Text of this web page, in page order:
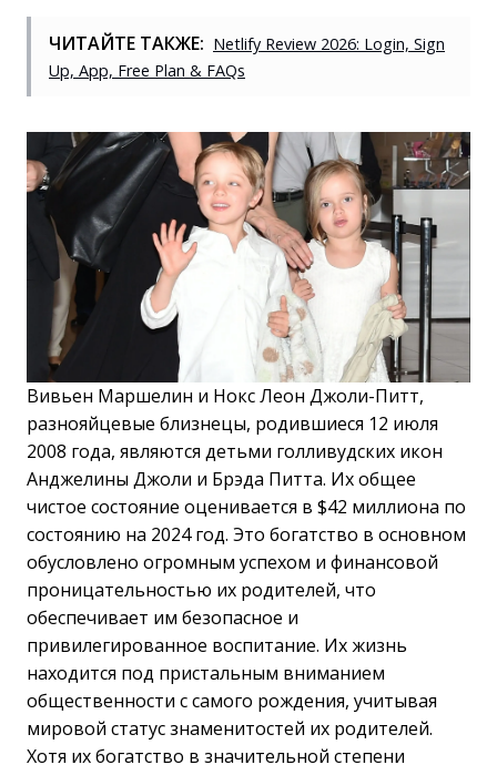
ЧИТАЙТЕ ТАКЖЕ: Netlify Review 2026: Login, Sign
Up, App, Free Plan & FAQs
Вивьен Маршелин и Нокс Леон Джоли-Питт,
разнояйцевые близнецы, родившиеся 12 июля
2008 года, являются детьми голливудских икон
Анджелины Джоли и Брэда Питта. Их общее
чистое состояние оценивается в $42 миллиона по
состоянию на 2024 год. Это богатство в основном
обусловлено огромным успехом и финансовой
проницательностью их родителей, что
обеспечивает им безопасное и
привилегированное воспитание. Их жизнь
находится под пристальным вниманием
общественности с самого рождения, учитывая
мировой статус знаменитостей их родителей.
Хотя их богатство в значительной степени